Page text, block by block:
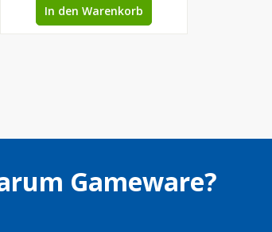
In den Warenkorb
Gameware?